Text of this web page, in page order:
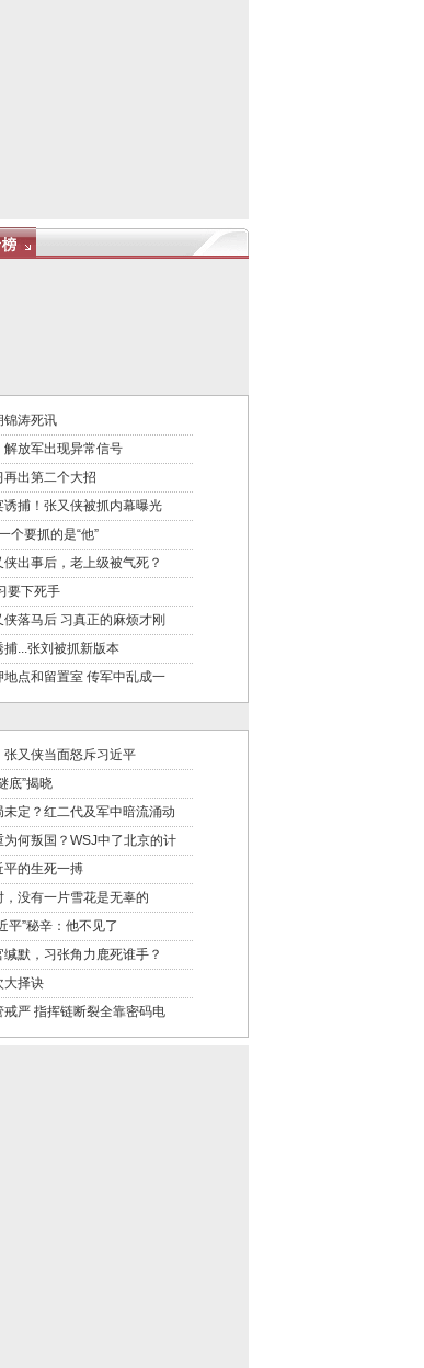
锦涛死讯
放军出现异常信号
出第二个大招
诱捕！张又侠被抓内幕曝光
个要抓的是“他”
出事后，老上级被气死？
要下死手
落马后 习真正的麻烦才刚
...张刘被抓新版本
地点和留置室 传军中乱成一
张又侠当面怒斥习近平
底”揭晓
定？红二代及军中暗流涌动
何叛国？WSJ中了北京的计
平的生死一搏
，没有一片雪花是无辜的
平”秘辛：他不见了
默，习张角力鹿死谁手？
大择诀
严 指挥链断裂全靠密码电